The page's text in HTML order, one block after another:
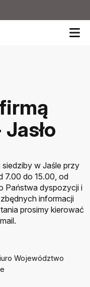
w Jaśle przy
7.00 do 15.00, od
Państwa dyspozycji i
informacji
prosimy kierować
Województwo